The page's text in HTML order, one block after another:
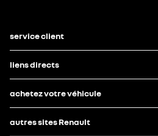
service client
liens directs
achetez votre véhicule
autres sites Renault